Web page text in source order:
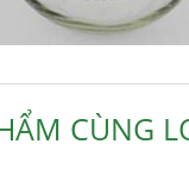
CÙNG